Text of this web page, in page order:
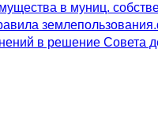
в муниц.
в решение Совета